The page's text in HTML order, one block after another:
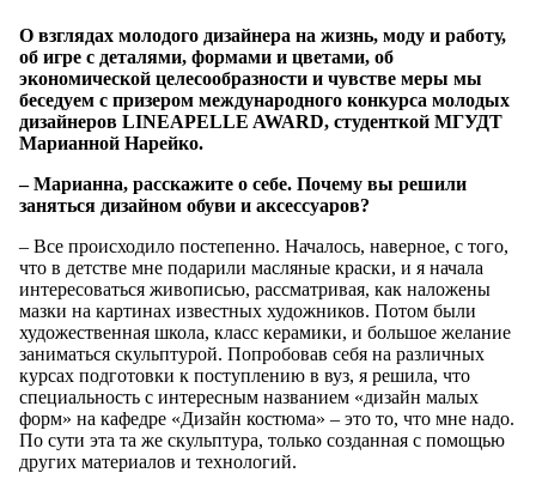
О взглядах молодого дизайнера на жизнь, моду и работу,
об игре с деталями, формами и цветами, об
экономической целесообразности и чувстве меры мы
беседуем с призером международного конкурса молодых
дизайнеров LINEAPELLE AWARD, студенткой МГУДТ
Марианной Нарейко.
– Марианна, расскажите о себе. Почему вы решили
заняться дизайном обуви и аксессуаров?
– Все происходило постепенно. Началось, наверное, с того,
что в детстве мне подарили масляные краски, и я начала
интересоваться живописью, рассматривая, как наложены
мазки на картинах известных художников. Потом были
художественная школа, класс керамики, и большое желание
заниматься скульптурой. Попробовав себя на различных
курсах подготовки к поступлению в вуз, я решила, что
специальность с интересным названием «дизайн малых
форм» на кафедре «Дизайн костюма» – это то, что мне надо.
По сути эта та же скульптура, только созданная с помощью
других материалов и технологий.